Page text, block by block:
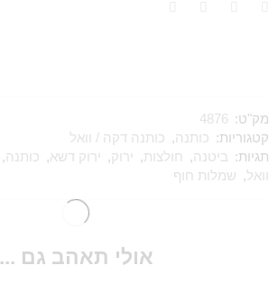
מק"ט: 4876
קטגוריות: כותנה, כותנה דקה / וואל
תגיות:
ביטנה, חולצות, ירוק, ירוק דשא, כותנה,
וואל, שמלות חוף
אולי תאהב גם ...